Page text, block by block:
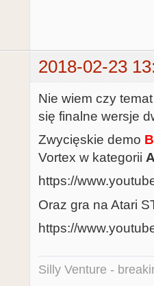
2018-02-23
Nie wiem czy
się finalne wersje
Zwycięskie demo
Vortex w kategorii
https://
Oraz gra na Atari
https://
Silly Venture -